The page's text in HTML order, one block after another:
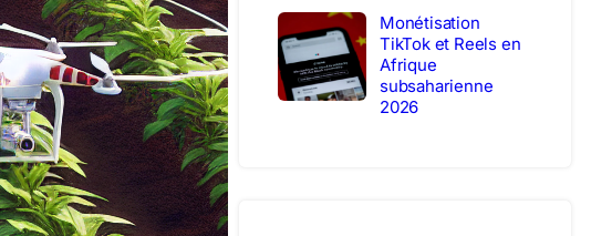
Monétisation
TikTok et Reels en
Afrique
subsaharienne
2026